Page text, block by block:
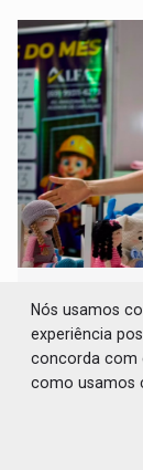
domingo
Comunidade
Nós usamos
experiência
concorda com
como usamos